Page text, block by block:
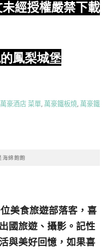
經授權嚴禁下載
鳳梨城堡
豪酒店 菜單,萬豪鐵板燒,萬豪鐵
海綿飽飽
美食旅遊部落客， 喜
國旅遊、攝影。 記性
與美好回憶， 如果喜